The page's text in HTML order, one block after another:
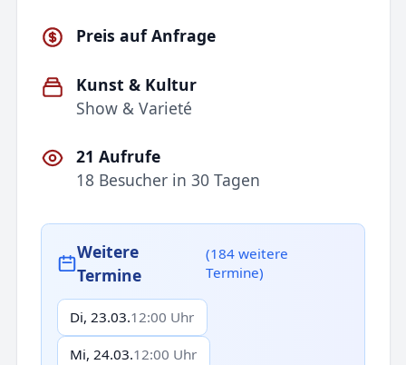
Preis auf Anfrage
Kunst & Kultur
Show & Varieté
21 Aufrufe
18 Besucher in 30 Tagen
Weitere
Termine
(184 weitere
Termine)
Di, 23.03.12:00 Uhr
Mi, 24.03.12:00 Uhr